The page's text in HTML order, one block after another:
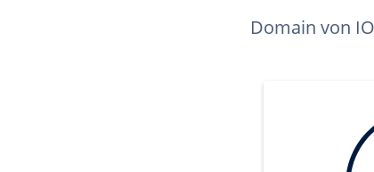
Domain von